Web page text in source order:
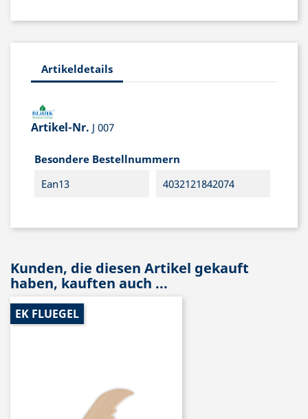
Artikeldetails
Artikel-Nr. J 007
Besondere Bestellnummern
Ean13
4032121842074
Kunden, die diesen Artikel gekauft
haben, kauften auch ...
EK FLUEGEL